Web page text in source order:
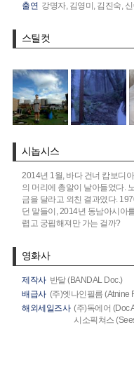
출연 강명자, 김영미, 김진숙,
스틸컷
시놉시스
2014년 1월, 바다 건너 캄보디
의 머리에 총알이 날아들었다.
금을 달라고 외친 결과였다.
던 말들이, 2014년 동남아시아
렵고 궁핍해져만 가는 걸까?
영화사
제작사 반달 (BANDAL Doc.)
배급사 (주)엣나인필름 (Atnine
해외세일즈사 (주)독에어 (Doc
시소픽쳐스